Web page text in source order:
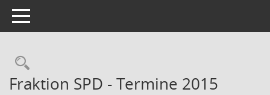
Toggle navigation
Rechercheauswahl
Fraktion SPD - Termine 2015